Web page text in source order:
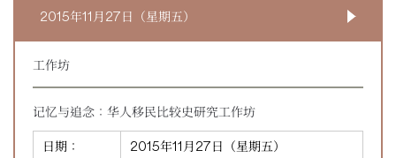
2015年11月27日（星期五）
工作坊
记忆与追念：华人移民比较史研究工作坊
日期：
2015年11月27日（星期五）